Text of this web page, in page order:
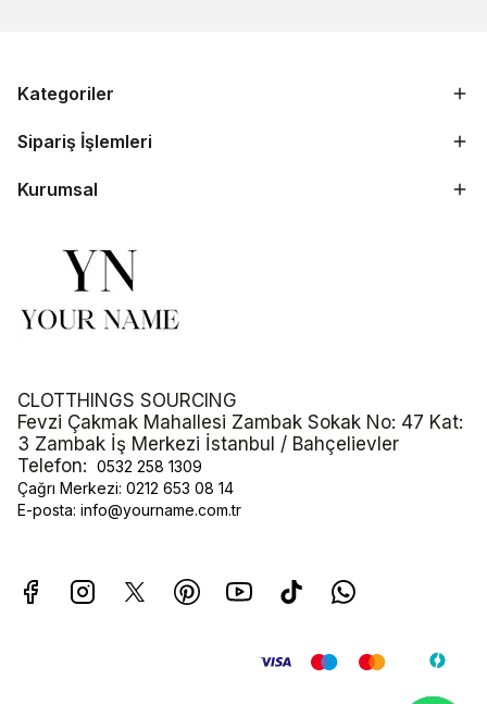
Kategoriler
Sipariş İşlemleri
Kurumsal
CLOTTHINGS SOURCING
Fevzi Çakmak Mahallesi Zambak Sokak No: 47 Kat:
3 Zambak İş Merkezi İstanbul / Bahçelievler
Telefon: 0532 258 1309
Çağrı Merkezi: 0212 653 08 14
E-posta: info@yourname.com.tr